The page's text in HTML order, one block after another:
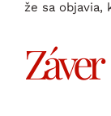
že sa objavia,
Záver